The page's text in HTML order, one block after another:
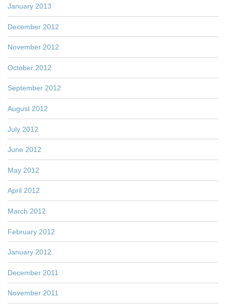
January 2013
December 2012
November 2012
October 2012
September 2012
August 2012
July 2012
June 2012
May 2012
April 2012
March 2012
February 2012
January 2012
December 2011
November 2011